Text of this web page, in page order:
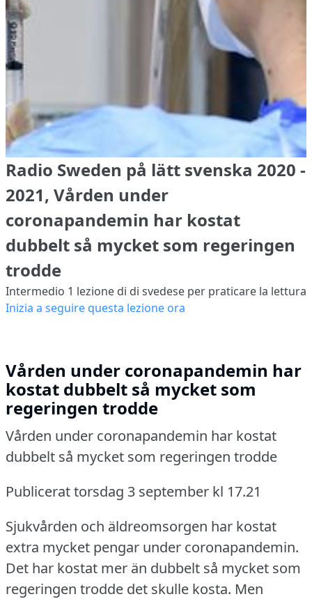
Radio Sweden på lätt svenska 2020 -
2021, Vården under
coronapandemin har kostat
dubbelt så mycket som regeringen
trodde
Intermedio 1 lezione di di svedese per praticare la lettura
Inizia a seguire questa lezione ora
Vården under coronapandemin har
kostat dubbelt så mycket som
regeringen trodde
Vården under coronapandemin har kostat
dubbelt så mycket som regeringen trodde
Publicerat torsdag 3 september kl 17.21
Sjukvården och äldreomsorgen har kostat
extra mycket pengar under coronapandemin.
Det har kostat mer än dubbelt så mycket som
regeringen trodde det skulle kosta. Men